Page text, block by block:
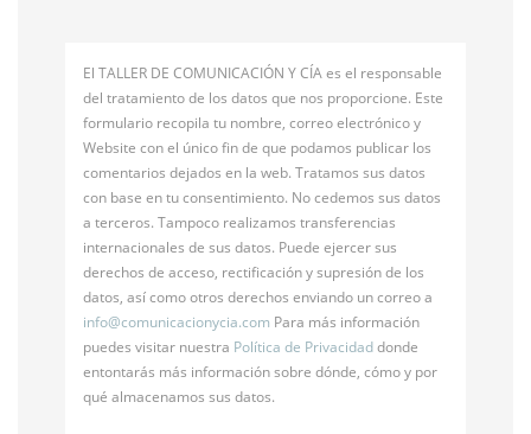
El TALLER DE COMUNICACIÓN Y CÍA es el responsable
del tratamiento de los datos que nos proporcione. Este
formulario recopila tu nombre, correo electrónico y
Website con el único fin de que podamos publicar los
comentarios dejados en la web. Tratamos sus datos
con base en tu consentimiento. No cedemos sus datos
a terceros. Tampoco realizamos transferencias
internacionales de sus datos. Puede ejercer sus
derechos de acceso, rectificación y supresión de los
datos, así como otros derechos enviando un correo a
info@comunicacionycia.com Para más información
puedes visitar nuestra Política de Privacidaddonde
entontarás más información sobre dónde, cómo y por
qué almacenamos sus datos.